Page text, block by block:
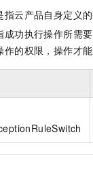
云产品自身定义的
成功执行操作所需
的权限，操作才能